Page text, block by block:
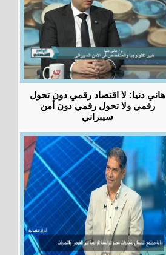
هاني دنيا: لا اقتصاد رقمي دون تحول
رقمي ولا تحول رقمي دون أمن
سيبراني